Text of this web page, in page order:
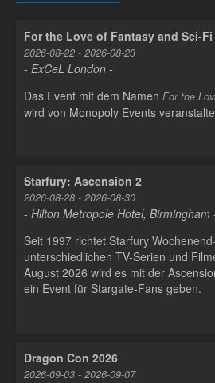
For the Love of Fantasy and Sci-Fi
2026-08-22 - 2026-08-23
- ExCeL London -
Das Event mit dem Namen For the
wird von Monopoly Events
Starfury: Ascension 2
2026-08-28 - 2026-08-30
- Hilton Metropole Hotel, Birmingham
Seit 1997 richtet Starfury
unterschiedlichen TV-Serien und
August 2026 wird es mit der
ein Event für Stargate-Fans geben.
Dragon Con 2026
2026-09-03 - 2026-09-07